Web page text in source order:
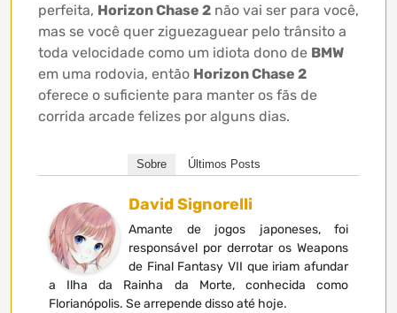
perfeita, Horizon Chase 2 não vai ser para você,
mas se você quer ziguezaguear pelo trânsito a
toda velocidade como um idiota dono de BMW
em uma rodovia, então Horizon Chase 2
oferece o suficiente para manter os fãs de
corrida arcade felizes por alguns dias.
Sobre Últimos Posts
David Signorelli
Amante de jogos japoneses, foi
responsável por derrotar os Weapons
de Final Fantasy VII que iriam afundar
a Ilha da Rainha da Morte, conhecida como
Florianópolis. Se arrepende disso até hoje.